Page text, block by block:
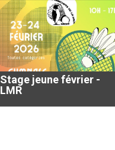
Stage jeune février -
LMR